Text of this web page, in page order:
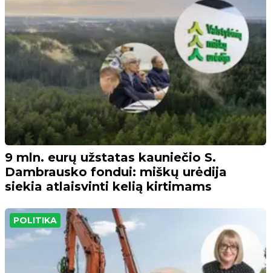
9 mln. eurų užstatas kauniečio S.
Dambrausko fondui: miškų urėdija
siekia atlaisvinti kelią kirtimams
POLITIKA